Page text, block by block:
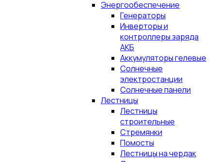
Энергообеспечение
Генераторы
Инверторы и
контроллеры заряда
АКБ
Аккумуляторы гелевые
Солнечные
электростанции
Солнечные панели
Лестницы
Лестницы
строительные
Стремянки
Помосты
Лестницы на чердак